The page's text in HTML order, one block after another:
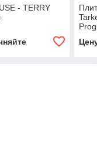
- TERRY